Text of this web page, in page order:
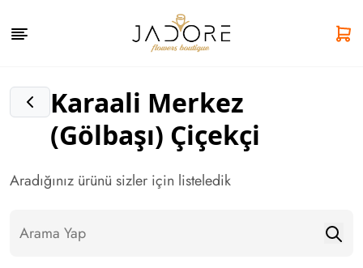
Karaali Merkez
(Gölbaşı) Çiçekçi
Aradığınız ürünü sizler için listeledik